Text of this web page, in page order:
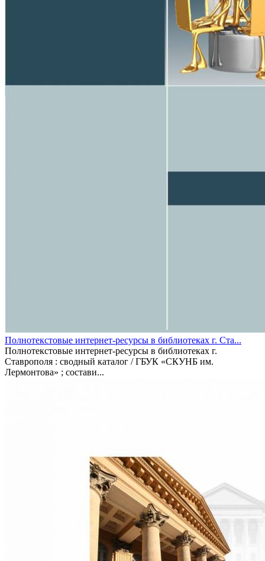
Полнотекстовые интернет-ресурсы в библиотеках г. Ста...
Полнотекстовые интернет-ресурсы в библиотеках г.
Ставрополя : сводный каталог / ГБУК «СКУНБ им.
Лермонтова» ; состави...